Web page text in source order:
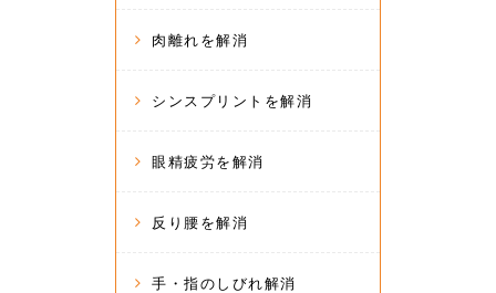
肉離れを解消
シンスプリントを解消
眼精疲労を解消
反り腰を解消
手・指のしびれ解消